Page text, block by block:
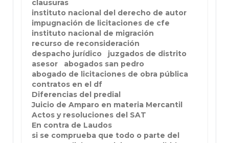
clausuras
instituto nacional del derecho de autor
impugnación de licitaciones de cfe
instituto nacional de migración
recurso de reconsideración
despacho jurídico
juzgados de distrito
asesor
abogados san pedro
abogado de licitaciones de obra pública
contratos en el df
Diferencias del predial
Juicio de Amparo en materia Mercantil
Actos y resoluciones del SAT
En contra de Laudos
si se comprueba que todo o parte del